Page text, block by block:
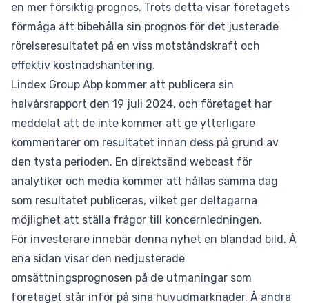
en mer försiktig prognos. Trots detta visar företagets
förmåga att bibehålla sin prognos för det justerade
rörelseresultatet på en viss motståndskraft och
effektiv kostnadshantering.
Lindex Group Abp kommer att publicera sin
halvårsrapport den 19 juli 2024, och företaget har
meddelat att de inte kommer att ge ytterligare
kommentarer om resultatet innan dess på grund av
den tysta perioden. En direktsänd webcast för
analytiker och media kommer att hållas samma dag
som resultatet publiceras, vilket ger deltagarna
möjlighet att ställa frågor till koncernledningen.
För investerare innebär denna nyhet en blandad bild. Å
ena sidan visar den nedjusterade
omsättningsprognosen på de utmaningar som
företaget står inför på sina huvudmarknader. Å andra